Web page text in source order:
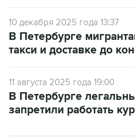
10 декабря 2025 года 13:37
В Петербурге
такси и доставке до
11 августа 2025 года 19:00
В Петербурге
запретили работать